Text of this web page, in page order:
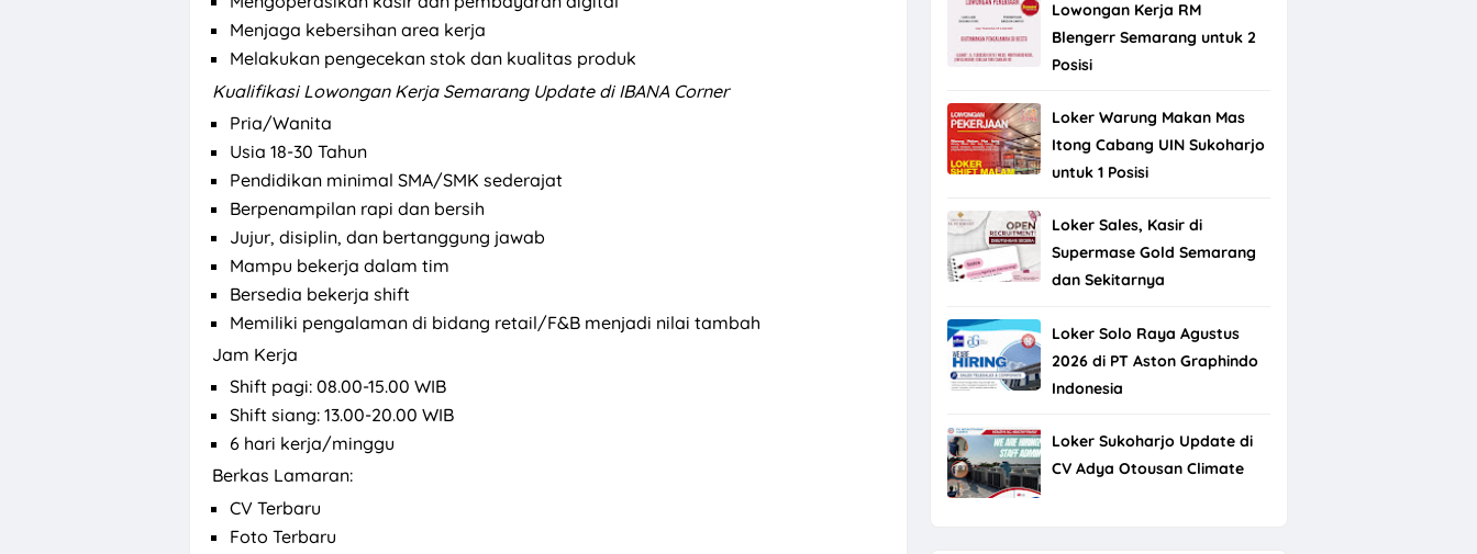
Menjaga kebersihan area kerja
Melakukan pengecekan stok dan kualitas produk
Kualifikasi Lowongan Kerja Semarang Update di IBANA Corner
Pria/Wanita
Usia 18-30 Tahun
Pendidikan minimal SMA/SMK sederajat
Berpenampilan rapi dan bersih
Jujur, disiplin, dan bertanggung jawab
Mampu bekerja dalam tim
Bersedia bekerja shift
Memiliki pengalaman di bidang retail/F&B menjadi nilai tambah
Jam Kerja
Shift pagi: 08.00-15.00 WIB
Shift siang: 13.00-20.00 WIB
6 hari kerja/minggu
Berkas Lamaran:
CV Terbaru
Foto Terbaru
Lowongan Kerja RM
Blengerr Semarang untuk 2
Posisi
Loker Warung Makan Mas
Itong Cabang UIN Sukoharjo
untuk 1 Posisi
Loker Sales, Kasir di
Supermase Gold Semarang
dan Sekitarnya
Loker Solo Raya Agustus
2026 di PT Aston Graphindo
Indonesia
Loker Sukoharjo Update di
CV Adya Otousan Climate